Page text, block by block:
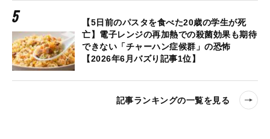
【5日前のパスタを食べた20歳の学生が死
亡】電子レンジの再加熱での殺菌効果も期待
できない「チャーハン症候群」の恐怖
【2026年6月バズり記事1位】
記事ランキングの一覧を見る